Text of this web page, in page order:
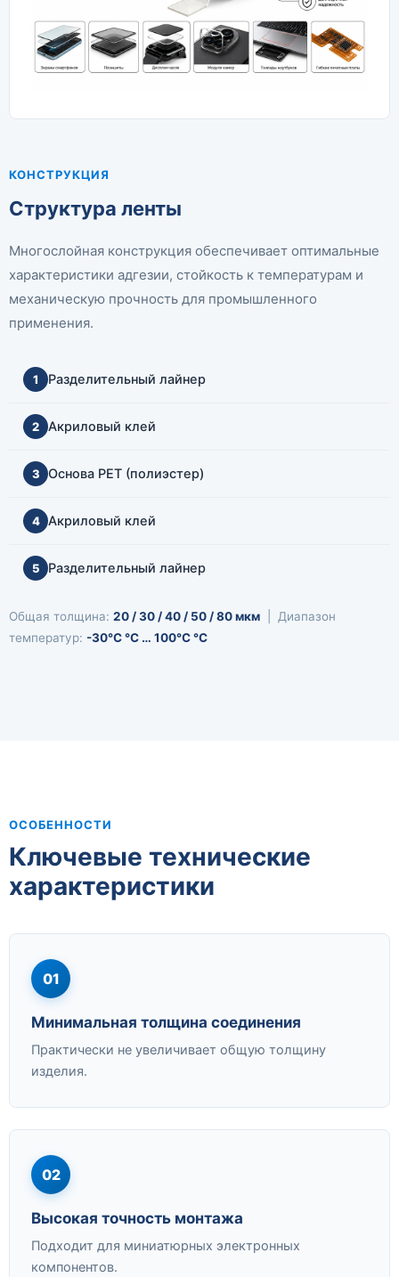
КОНСТРУКЦИЯ
Структура ленты
Многослойная конструкция обеспечивает оптимальные
характеристики адгезии, стойкость к температурам и
механическую прочность для промышленного
применения.
1 Разделительный лайнер
2 Акриловый клей
3 Основа PET (полиэстер)
4 Акриловый клей
5 Разделительный лайнер
Общая толщина: 20 / 30 / 40 / 50 / 80 мкм | Диапазон
температур: -30°C °C … 100°C °C
ОСОБЕННОСТИ
Ключевые технические
характеристики
01
Минимальная толщина соединения
Практически не увеличивает общую толщину
изделия.
02
Высокая точность монтажа
Подходит для миниатюрных электронных
компонентов.